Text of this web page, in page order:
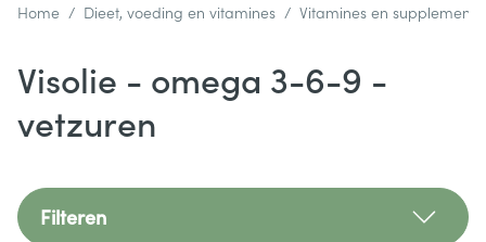
Home / Dieet, voeding en vitamines / Vitamines en
Visolie - omega 3-6-9 -
vetzuren
Filteren